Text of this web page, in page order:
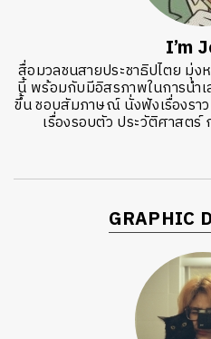
I’m
สื่อมวลชนสายประชาธิปไตย มุ่ง
นี้ พร้อมกับมีอิสรภาพในการนำ
ขึ้น ชอบสัมภาษณ์ นั่งฟังเรื่องรา
เรื่องรอบตัว ประวัติศาสตร์
GRAPHIC